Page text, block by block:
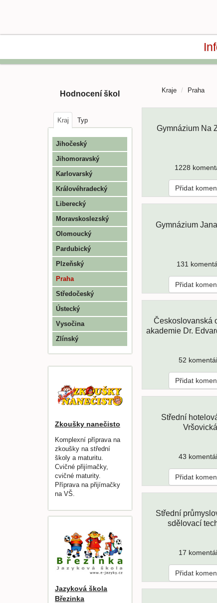
Hodnocení škol
Kraj Typ
Jihočeský
Jihomoravský
Karlovarský
Královéhradecký
Liberecký
Moravskoslezský
Olomoucký
Pardubický
Plzeňský
Praha
Středočeský
Ústecký
Vysočina
Zlínský
Zkoušky nanečisto
Komplexní příprava na
zkoušky na střední
školy a maturitu.
Cvičné přijímačky,
cvičné maturity.
Příprava na přijímačky
na VŠ.
Jazyková škola
Březinka
Kraje Praha
Gymnázium Na
1228
Přidat
Gymnázium
131
Přidat
Českoslovanská
akademie Dr.
52
Přidat
Střední
Vršovická
43
Přidat
Střední
sdělovací
17
Přidat